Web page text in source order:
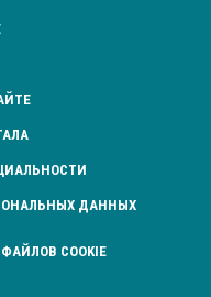
ДАННЫХ
COOKIE